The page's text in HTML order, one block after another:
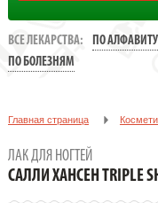
ВСЕ ЛЕКАРСТВА: ПО АЛФАВИТУ
ПО БОЛЕЗНЯМ
Главная страница
ЛАК ДЛЯ НОГТЕЙ
CАЛЛИ ХАНСЕН TRIPLE